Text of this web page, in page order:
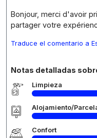
Bonjour, merci d'avoir
partager votre
Traduce el comentario a
Notas detalladas
Limpieza
Alojamiento/
Confort